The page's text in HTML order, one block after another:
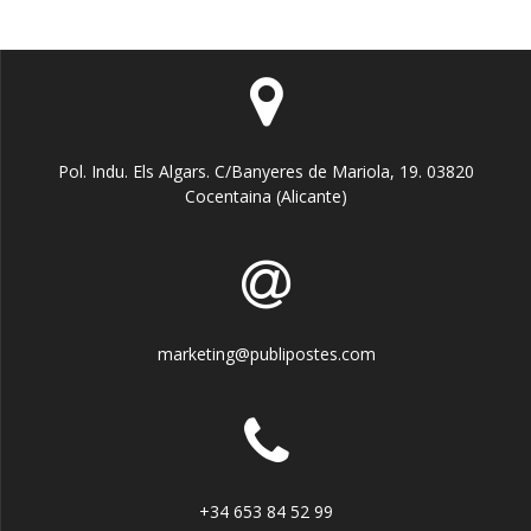
Pol. Indu. Els Algars. C/Banyeres de Mariola, 19. 03820
Cocentaina (Alicante)
marketing@publipostes.com
+34 653 84 52 99